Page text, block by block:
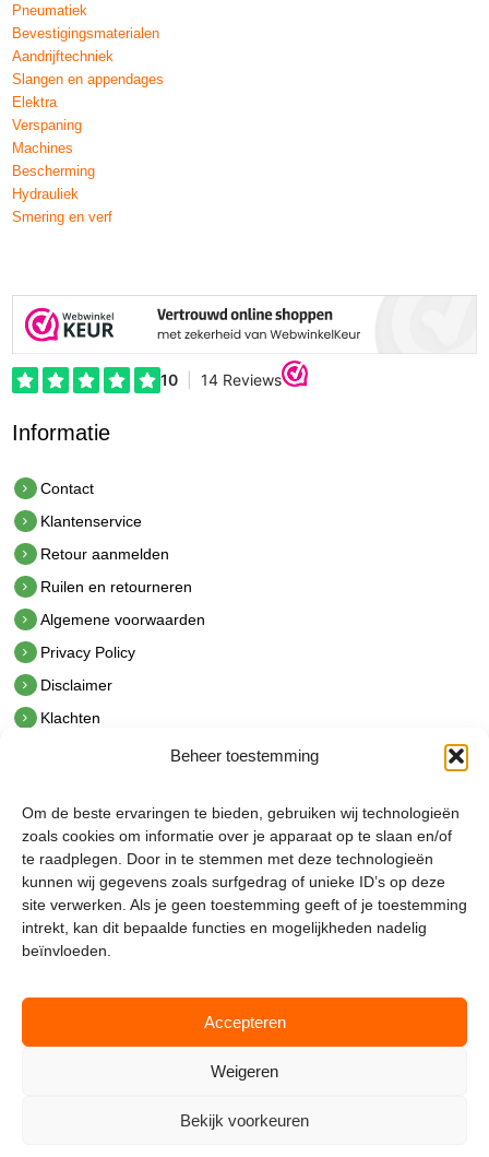
Beheer toestemming
Om de beste ervaringen te bieden, gebruiken wij technologieën
zoals cookies om informatie over je apparaat op te slaan en/of
te raadplegen. Door in te stemmen met deze technologieën
kunnen wij gegevens zoals surfgedrag of unieke ID’s op deze
site verwerken. Als je geen toestemming geeft of je toestemming
intrekt, kan dit bepaalde functies en mogelijkheden nadelig
beïnvloeden.
Accepteren
Weigeren
Bekijk voorkeuren
Pneumatiek
Bevestigingsmaterialen
Aandrijftechniek
Slangen en appendages
Elektra
Verspaning
Machines
Bescherming
Hydrauliek
Smering en verf
Informatie
Contact
Klantenservice
Retour aanmelden
Ruilen en retourneren
Algemene voorwaarden
Privacy Policy
Disclaimer
Klachten
hetindustriehuis B.V.
De Hoek 1 1601 MR Enkhuizen
t.0228 53 00 40
e.info@hetindustriehuis.com
KVK 51483904
BTW NL850044522B01